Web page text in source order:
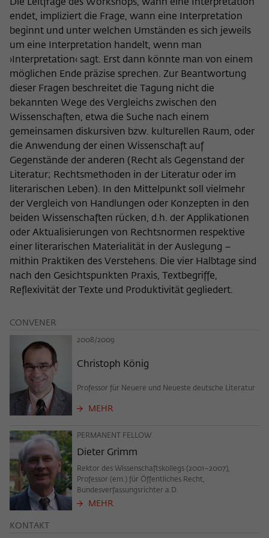
Die Leitfrage des Workshops, wann eine Interpretation
endet, impliziert die Frage, wann eine Interpretation
beginnt und unter welchen Umständen es sich jeweils
um eine Interpretation handelt, wenn man
›Interpretation‹ sagt. Erst dann könnte man von einem
möglichen Ende präzise sprechen. Zur Beantwortung
dieser Fragen beschreitet die Tagung nicht die
bekannten Wege des Vergleichs zwischen den
Wissenschaften, etwa die Suche nach einem
gemeinsamen diskursiven bzw. kulturellen Raum, oder
die Anwendung der einen Wissenschaft auf
Gegenstände der anderen (Recht als Gegenstand der
Literatur; Rechtsmethoden in der Literatur oder im
literarischen Leben). In den Mittelpunkt soll vielmehr
der Vergleich von Handlungen oder Konzepten in den
beiden Wissenschaften rücken, d.h. der Applikationen
oder Aktualisierungen von Rechtsnormen respektive
einer literarischen Materialität in der Auslegung –
mithin Praktiken des Verstehens. Die vier Halbtage sind
nach den Gesichtspunkten Praxis, Textbegriffe,
Reflexivität der Texte und Produktivität gegliedert.
CONVENER
2008/2009
Christoph König
Professor für Neuere und Neueste deutsche Literatur
MEHR
PERMANENT FELLOW
Dieter Grimm
Rektor des Wissenschaftskollegs (2001–2007),
Professor (em.) für Öffentliches Recht,
Bundesverfassungsrichter a.D.
MEHR
KONTAKT
Name fe_typo_user
Wissenschaftskolleg zu Berlin
Laufzeit Session-Dauer
Dieses Cookie dient zur Identifizierung
einer Session-ID bei der Anmeldung am
internen Bereich der Webseite des
Wissenschaftskollegs.
nicht an Dritte weitergegeben.
Name _pk_id
Anbieter Matomo
Laufzeit 13 Monate
Zweck
Dieses Cookie dient dazu, den/die
Besucher:in über eine Besucher-ID
zuzuordnen.
Name _pk_ref
Anbieter Matomo
6 Monate
Zweck
Dieses Cookie dient dazu, zu speichern,
von welcher Website oder Suchmaschine
der/die Besucher:in durch eine Verlinkung
auf wiko-berlin.de weitergeleitet wurde.
Anbieter
Laufzeit
Zweck
Dieses kurzlebige Cookie wird dazu
den aktuellen Aufenthalt des Besuchs auf
der Webseite des Wissenschaftskollegs
Cookie-Informationen anzeigen
Externe Inhalte
Wir verwenden auf unserer Webseite externe Inhalte, um
Ihnen zusätzliche Informationen anzubieten. Diese externen
Inhalte sind Videos der Video-Plattform Vimeo, Inhalte des
Nachrichtendienstes Bluesky und Karten der
OpenStreetMap Foundation (OSMF). Wenn Sie der
Darstellung externer Inhalte zustimmen, verwendet Vimeo
den lokalen Speicher des Browsers, um Informationen über
Ihre Nutzung der Videos zu speichern (z.B. Häufigkeit des
Aufrufes, Dauer der Abspielzeit, etc). Außerdem willigen Sie
ein, dass eine Verbindung zu den externen Diensten ggf. in
sog. Drittstaaten wie den USA hergestellt wird, deren
Datenschutzniveau von der EU nicht als mit EU-Standards
gleichwertig eingeschätzt wurde. Es besteht insbesondere
das Risiko, dass Ihre Daten durch dortige Behörden, zu
Kontroll- und zu Überwachungszwecken, möglicherweise
auch ohne Rechtsbehelfsmöglichkeiten, verarbeitet werden
können